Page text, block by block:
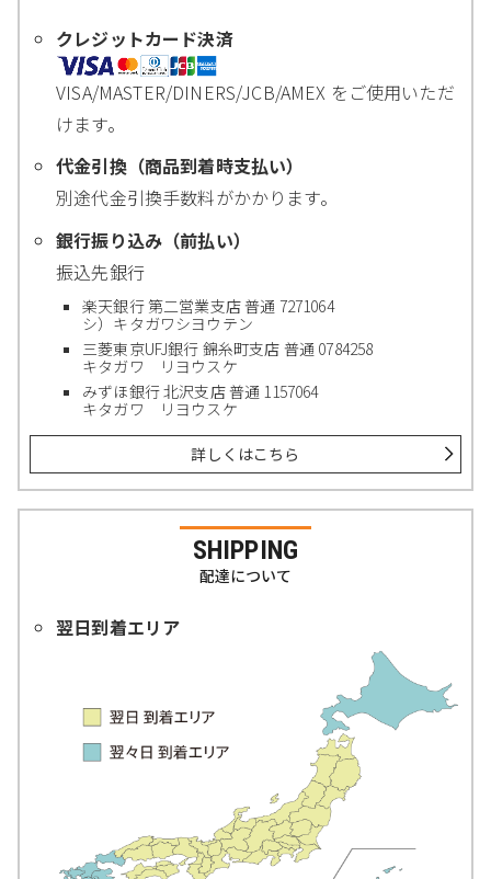
クレジットカード決済
VISA/MASTER/DINERS/JCB/AMEX をご使用いただ
けます。
代金引換（商品到着時支払い）
別途代金引換手数料がかかります。
銀行振り込み（前払い）
振込先銀行
楽天銀行 第二営業支店 普通 7271064
シ）キタガワシヨウテン
三菱東京UFJ銀行 錦糸町支店 普通 0784258
キタガワ リヨウスケ
みずほ銀行 北沢支店 普通 1157064
キタガワ リヨウスケ
詳しくはこちら
SHIPPING
配達について
翌日到着エリア